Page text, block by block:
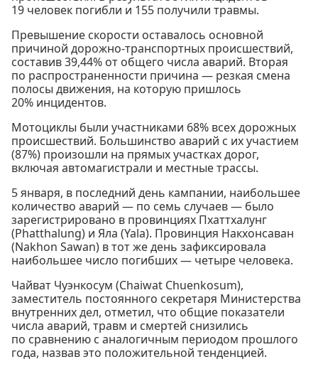
19 человек погибли и 155 получили травмы.
Превышение скорости оставалось основной
причиной дорожно-транспортных происшествий,
составив 39,44% от общего числа аварий. Вторая
по распространенности причина — резкая смена
полосы движения, на которую пришлось
20% инцидентов.
Мотоциклы были участниками 68% всех дорожных
происшествий. Большинство аварий с их участием
(87%) произошли на прямых участках дорог,
включая автомагистрали и местные трассы.
5 января, в последний день кампании, наибольшее
количество аварий — по семь случаев — было
зарегистрировано в провинциях Пхаттхалунг
(Phatthalung) и Яла (Yala). Провинция Накхонсаван
(Nakhon Sawan) в тот же день зафиксировала
наибольшее число погибших — четыре человека.
Чайват Чуэнкосум (Chaiwat Chuenkosum),
заместитель постоянного секретаря Министерства
внутренних дел, отметил, что общие показатели
числа аварий, травм и смертей снизились
по сравнению с аналогичным периодом прошлого
года, назвав это положительной тенденцией.